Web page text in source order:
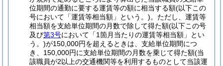
位期間の通勤に要する運賃等の額に相当する額(以下この
号において「運賃等相当額」という。)。 ただし、運賃等
相当額を支給単位期間の月数で除して得た額(以下この号
及び第3号において「1箇月当たりの運賃等相当額」とい
う。)が150,000円を超えるときは、支給単位期間につ
き、150,000円に支給単位期間の月数を乗じて得た額(当
該職員が2以上の交通機関等を利用するものとして当該運